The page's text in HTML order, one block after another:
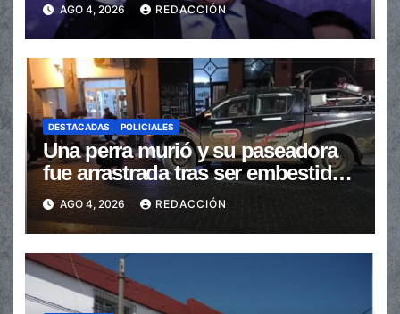
AGO 4, 2026 REDACCIÓN
DESTACADAS POLICIALES
Una perra murió y su paseadora
fue arrastrada tras ser embestidas
en la senda peatonal
AGO 4, 2026 REDACCIÓN